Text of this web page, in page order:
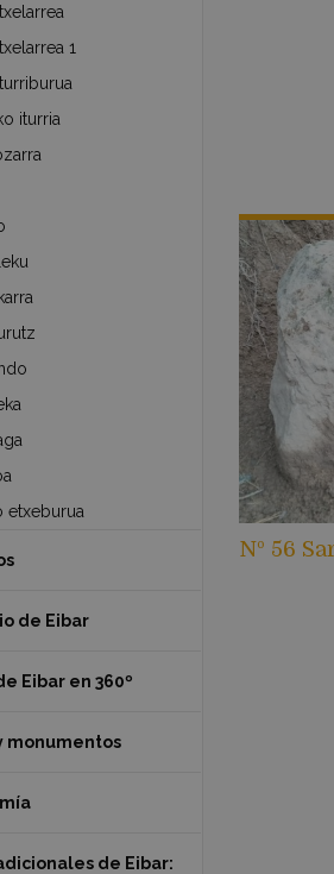
Nº 56
1
iturria
etxeburua
de Eibar
Eibar en 360º
monumentos
de Eibar: